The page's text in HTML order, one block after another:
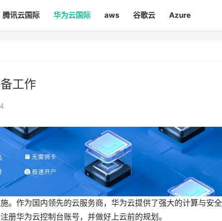
腾讯云国际 华为云国际 aws 谷歌云 Azure
工作
。作为国内领先的云服务商，华为云提供了强大的计算与安
册华为云控制台账号，并做好上云前的规划。